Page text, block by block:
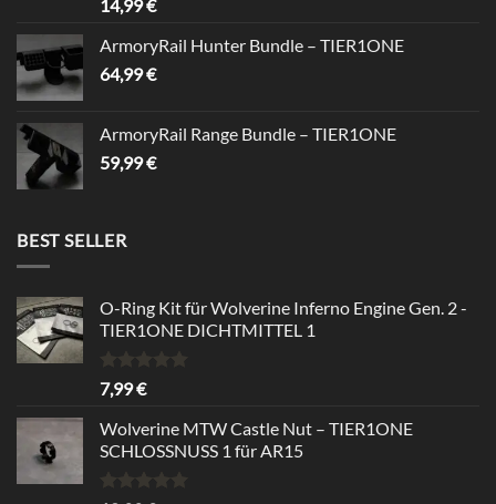
14,99€
ArmoryRail Hunter Bundle – TIER1ONE
64,99€
ArmoryRail Range Bundle – TIER1ONE
59,99€
BEST SELLER
O-Ring Kit für Wolverine Inferno Engine Gen. 2 -
TIER1ONE DICHTMITTEL 1
Rated
out of 5
7,99€
Wolverine MTW Castle Nut – TIER1ONE
SCHLOSSNUSS 1 für AR15